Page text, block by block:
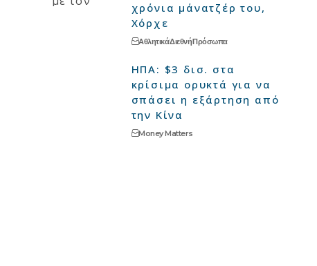
χρόνια μάνατζέρ του,
Χόρχε
ΑθλητικάΔιεθνήΠρόσωπα
ΗΠΑ: $3 δισ. στα
κρίσιμα ορυκτά για να
σπάσει η εξάρτηση από
την Κίνα
Money Matters